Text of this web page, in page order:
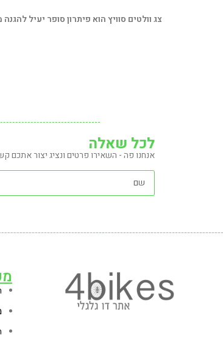
צג וולטים סוויץ הוא פיתרון סופר יעיל
לכל שאלה
אנחנו פה - השאירו פרטים ונציג יצור אתכם